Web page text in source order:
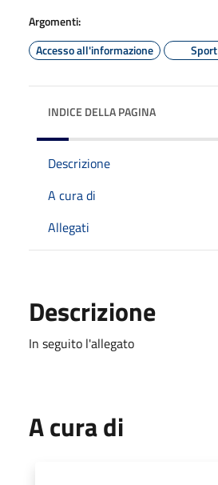
Argomenti:
Accesso all'informazione
Sport
INDICE DELLA PAGINA
Descrizione
A cura di
Allegati
Descrizione
In seguito l'allegato
A cura di